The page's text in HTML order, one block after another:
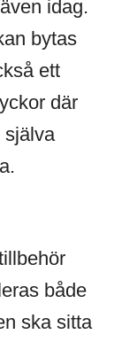
idag.
bytas
ett
där
själva
både
ska sitta